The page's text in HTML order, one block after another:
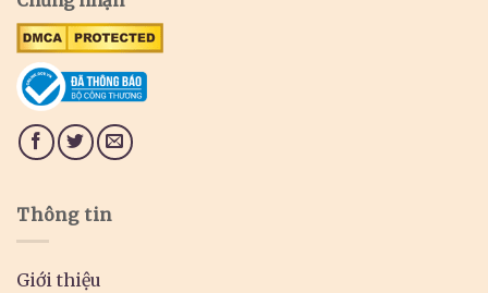
Thông tin
Giới thiệu